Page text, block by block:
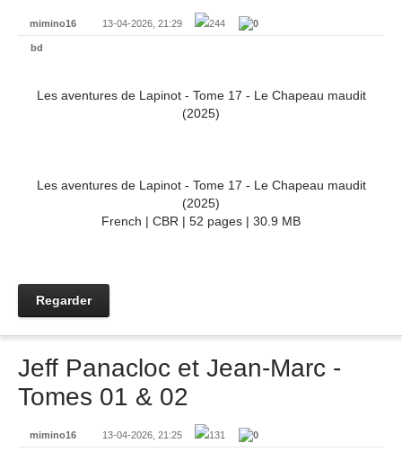
mimino16 13-04-2026, 21:29 244 0
bd
Les aventures de Lapinot - Tome 17 - Le Chapeau maudit
(2025)
Les aventures de Lapinot - Tome 17 - Le Chapeau maudit
(2025)
French | CBR | 52 pages | 30.9 MB
Regarder
Jeff Panacloc et Jean-Marc -
Tomes 01 & 02
mimino16 13-04-2026, 21:25 131 0